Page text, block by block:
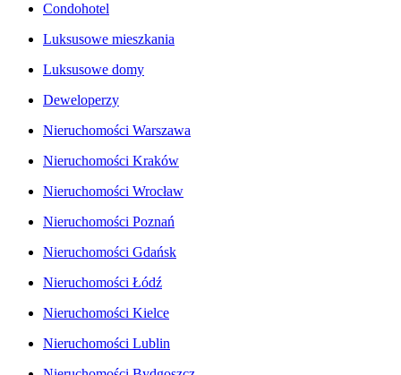
Condohotel
Luksusowe mieszkania
Luksusowe domy
Deweloperzy
Nieruchomości Warszawa
Nieruchomości Kraków
Nieruchomości Wrocław
Nieruchomości Poznań
Nieruchomości Gdańsk
Nieruchomości Łódź
Nieruchomości Kielce
Nieruchomości Lublin